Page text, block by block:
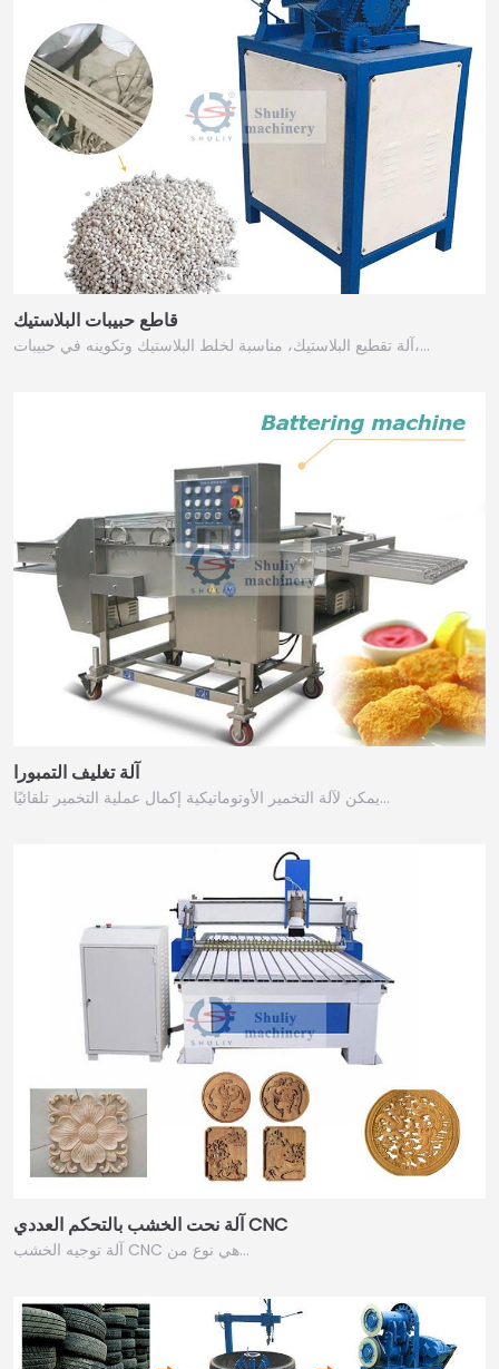
قاطع حبيبات البلاستيك
آلة تقطيع البلاستيك، مناسبة لخلط البلاستيك وتكوينه في حبيبات،…
آلة تغليف التمبورا
يمكن لآلة التخمير الأوتوماتيكية إكمال عملية التخمير تلقائيًا…
آلة نحت الخشب بالتحكم العددي CNC
آلة توجيه الخشب CNC هي نوع من…